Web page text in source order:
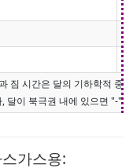
짐 시간은 달의 기하학적 중
달이 북극권 내에 있으면 "-"
가스용: